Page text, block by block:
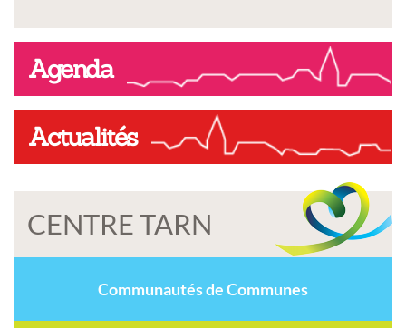
Agenda
Actualités
CENTRE TARN
Communautés de Communes